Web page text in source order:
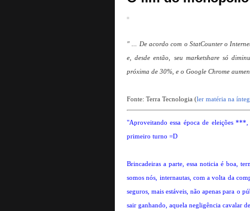
" ... De acordo com o StatCounter o
e, desde então, seu marketshare só
próxima de 30%, e o Google Chrome
Fonte: Terra Tecnologia (ler matéria na
"Aproveitando essa época de eleições
primeiro turno =D
Brincadeiras a parte, essa noticia é boa,
somos nós, internautas, com a volta da
seguros, mais estáveis, não apenas para o
sair ganhando, aquela negligência cavalar